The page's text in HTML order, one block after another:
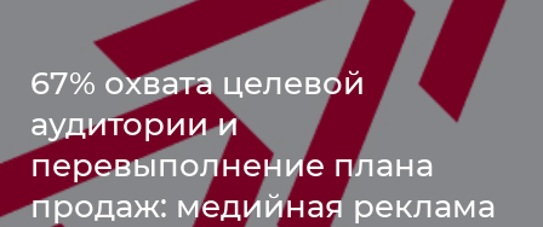
67% охвата целевой
аудитории и
перевыполнение плана
продаж: медийная реклама